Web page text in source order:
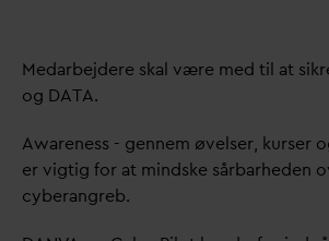
Medarbejdere skal være med til at
og DATA.
Awareness - gennem øvelser, kurser
er vigtig for at mindske sårbarheden
cyberangreb.